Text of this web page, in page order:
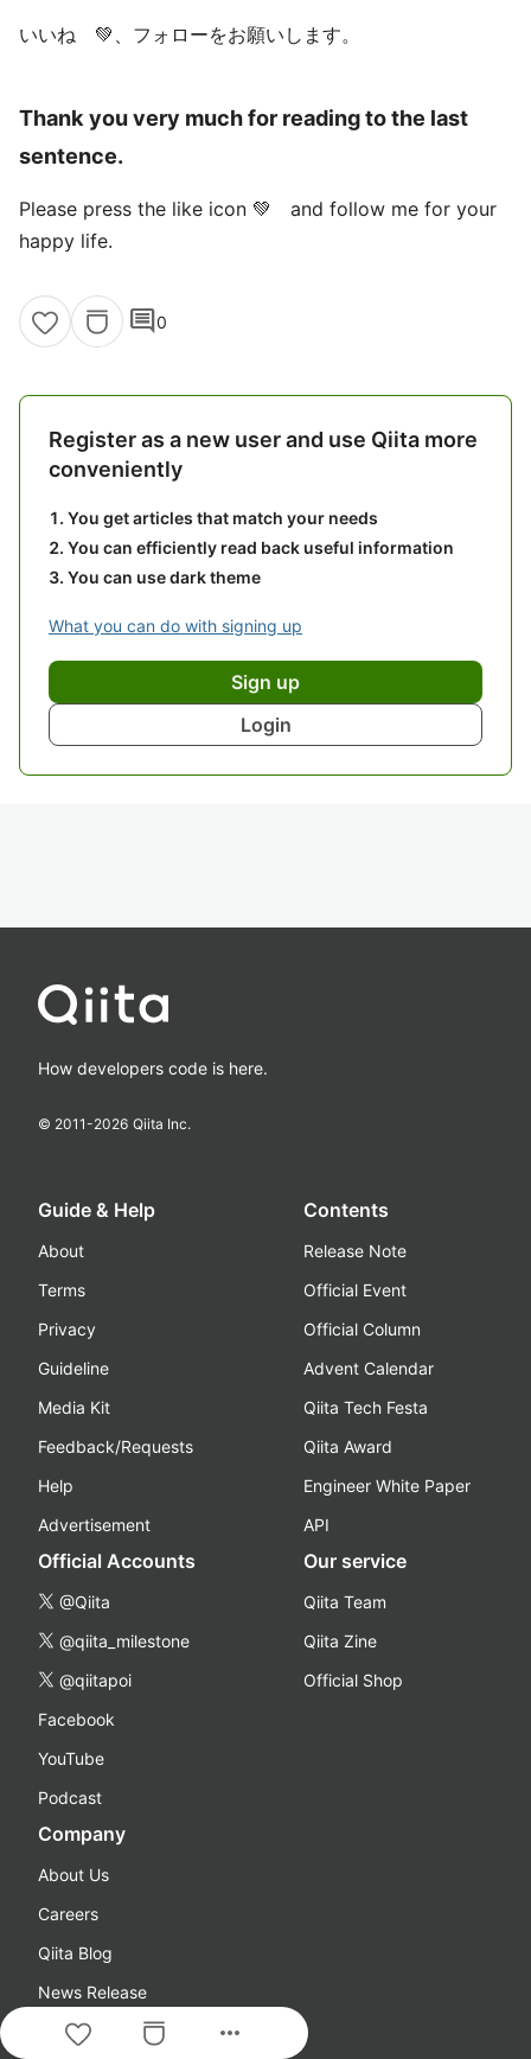
いいね 💚、フォローをお願いします。
Thank you very much for reading to the last
sentence.
Please press the like icon 💚 and follow me for your
happy life.
comment0
Register as a new user and use Qiita more
conveniently
You get articles that match your needs
You can efficiently read back useful information
You can use dark theme
What you can do with signing up
Sign up
Login
more_horiz
How developers code is here.
© 2011-2026 Qiita Inc.
Guide & Help
About
Terms
Privacy
Guideline
Media Kit
Feedback/Requests
Help
Advertisement
Contents
Release Note
Official Event
Official Column
Advent Calendar
Qiita Tech Festa
Qiita Award
Engineer White Paper
API
Official Accounts
@Qiita
@qiita_milestone
@qiitapoi
Facebook
YouTube
Podcast
Our service
Qiita Team
Qiita Zine
Official Shop
Company
About Us
Careers
Qiita Blog
News Release